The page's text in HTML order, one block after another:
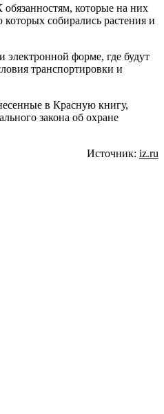
которые на них
собирались растения и
электронной форме, где будут
транспортировки и
в Красную книгу,
закона об охране
Источник: iz.ru